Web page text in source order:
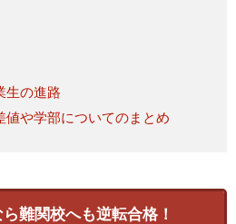
生の進路
値や学部についてのまとめ
難関校へも逆転合格！